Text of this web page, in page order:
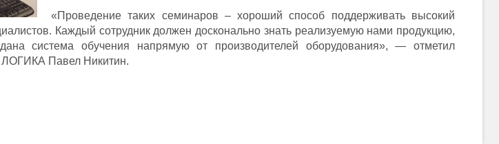
«Проведение таких семинаров – хороший способ поддерживать высокий
Каждый сотрудник должен досконально знать реализуемую нами продукцию,
система обучения напрямую от производителей оборудования», — отметил
Павел Никитин.